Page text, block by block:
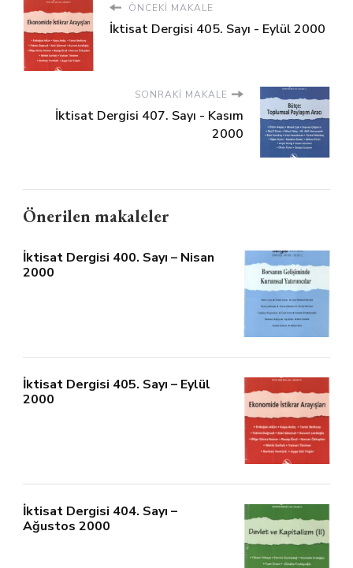
ÖNCEKI MAKALE
İktisat Dergisi 405. Sayı - Eylül 2000
SONRAKI MAKALE
İktisat Dergisi 407. Sayı - Kasım
2000
Önerilen makaleler
İktisat Dergisi 400. Sayı – Nisan
2000
İktisat Dergisi 405. Sayı – Eylül
2000
İktisat Dergisi 404. Sayı –
Ağustos 2000